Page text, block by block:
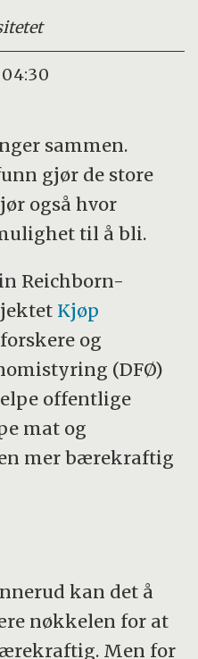
04:30
sammen.
gjør de store
også hvor
til å bli.
Reichborn-
Kjøp
og
(DFØ)
offentlige
mat og
mer bærekraftig
kan det å
nøkkelen for at
Men for